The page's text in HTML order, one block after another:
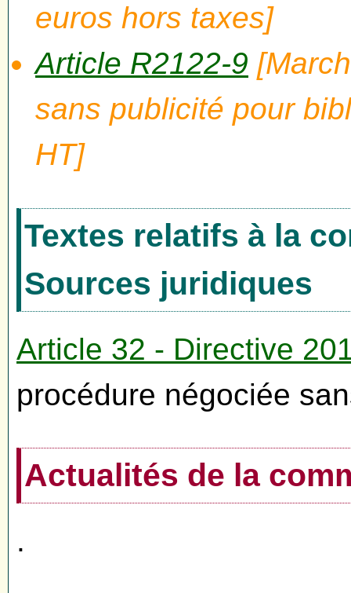
euros hors taxes]
Article R2122-9
sans publicité pour
HT]
Textes relatifs à la
Sources juridiques
Article 32 - Directive
procédure négociée
Actualités de la
.